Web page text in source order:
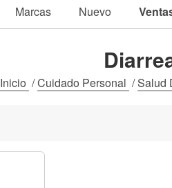
Marcas Nuevo
Inicio /Cuidado Personal /Salud